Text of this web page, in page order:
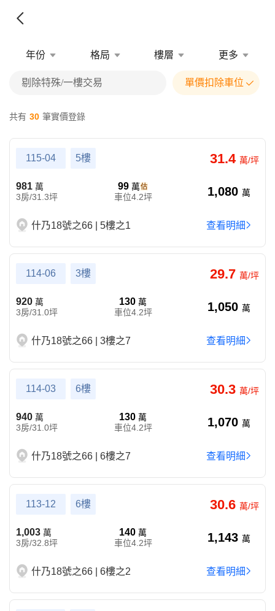
年份 格局 樓層 更多
剔除特殊/一樓交易 單價扣除車位
共有 30 筆實價登錄
115-04 5樓 31.4 萬/坪
981 萬
3房/31.3坪
99萬
車位4.2坪
1,080 萬
什乃18號之66 | 5樓之1 查看明細
114-06 3樓 29.7 萬/坪
920 萬
3房/31.0坪
130萬
車位4.2坪
1,050 萬
什乃18號之66 | 3樓之7 查看明細
114-03 6樓 30.3 萬/坪
940 萬
3房/31.0坪
130萬
車位4.2坪
1,070 萬
什乃18號之66 | 6樓之7 查看明細
113-12 6樓 30.6 萬/坪
1,003 萬
3房/32.8坪
140萬
車位4.2坪
1,143 萬
什乃18號之66 | 6樓之2 查看明細